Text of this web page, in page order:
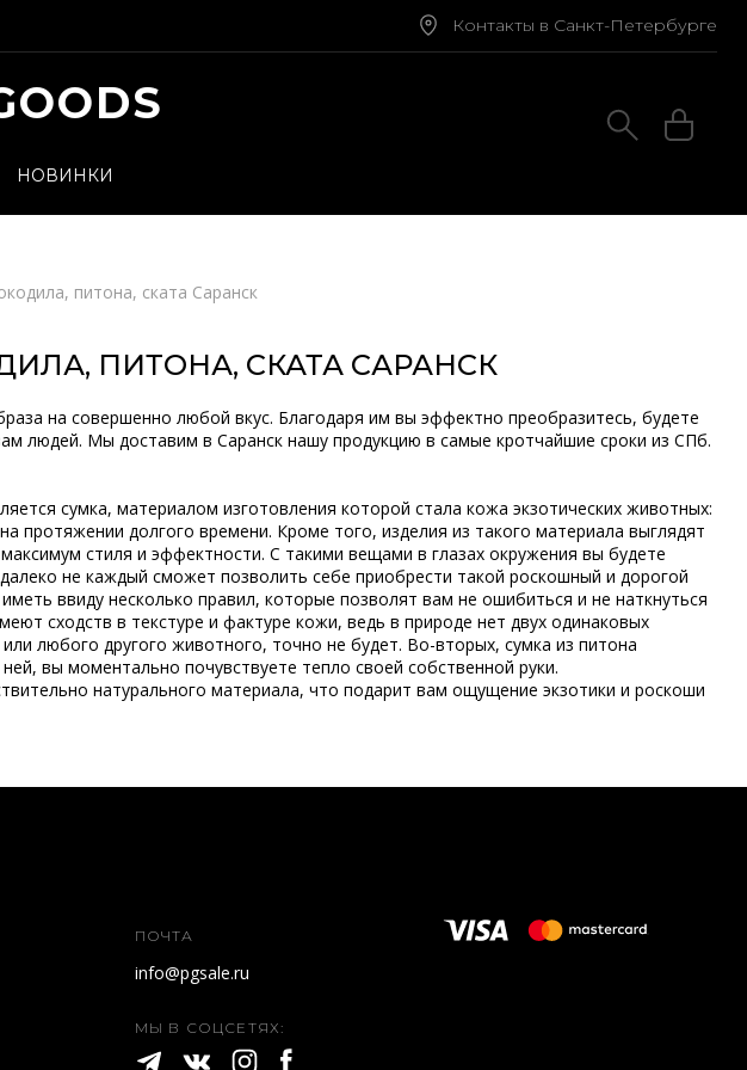
Контакты в Санкт-Петербурге
НОВИНКИ
питона, ската Саранск
ПИТОНА, СКАТА САРАНСК
на совершенно любой вкус. Благодаря им вы эффектно преобразитесь, будете
людей. Мы доставим в Саранск нашу продукцию в самые кротчайшие сроки из СПб.
сумка, материалом изготовления которой стала кожа экзотических животных:
протяжении долгого времени. Кроме того, изделия из такого материала выглядят
стиля и эффектности. С такими вещами в глазах окружения вы будете
не каждый сможет позволить себе приобрести такой роскошный и дорогой
ввиду несколько правил, которые позволят вам не ошибиться и не наткнуться
сходств в текстуре и фактуре кожи, ведь в природе нет двух одинаковых
любого другого животного, точно не будет. Во-вторых, сумка из питона
вы моментально почувствуете тепло своей собственной руки.
натурального материала, что подарит вам ощущение экзотики и роскоши
ПОЧТА
info@pgsale.ru
МЫ В СОЦСЕТЯХ: